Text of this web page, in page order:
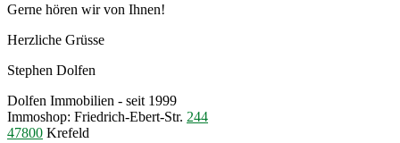
Gerne hören wir von Ihnen!
Herzliche Grüsse
Stephen Dolfen
Dolfen Immobilien - seit 1999
Immoshop: Friedrich-Ebert-Str. 244
47800 Krefeld